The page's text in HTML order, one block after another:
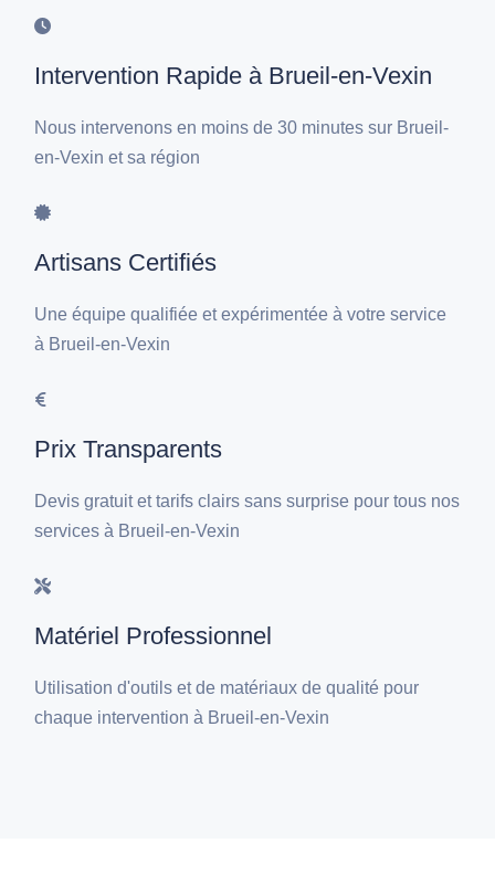
Intervention Rapide à Brueil-en-Vexin
Nous intervenons en moins de 30 minutes sur Brueil-
en-Vexin et sa région
Artisans Certifiés
Une équipe qualifiée et expérimentée à votre service
à Brueil-en-Vexin
Prix Transparents
Devis gratuit et tarifs clairs sans surprise pour tous nos
services à Brueil-en-Vexin
Matériel Professionnel
Utilisation d'outils et de matériaux de qualité pour
chaque intervention à Brueil-en-Vexin